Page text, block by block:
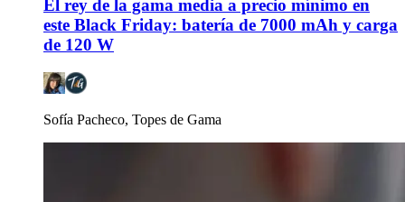
El rey de la gama media a precio mínimo en
este Black Friday: batería de 7000 mAh y carga
de 120 W
Sofía Pacheco, Topes de Gama